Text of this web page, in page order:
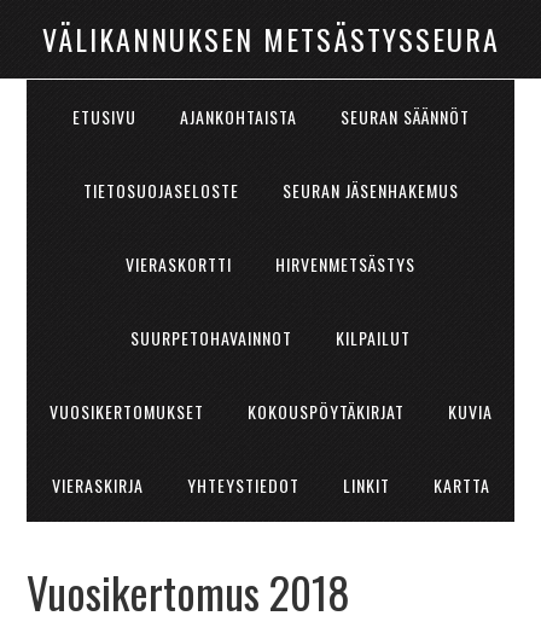
VÄLIKANNUKSEN METSÄSTYSSEURA
ETUSIVU AJANKOHTAISTA SEURAN SÄÄNNÖT
TIETOSUOJASELOSTE SEURAN JÄSENHAKEMUS
VIERASKORTTI HIRVENMETSÄSTYS
SUURPETOHAVAINNOT KILPAILUT
VUOSIKERTOMUKSET KOKOUSPÖYTÄKIRJAT KUVIA
VIERASKIRJA YHTEYSTIEDOT LINKIT KARTTA
Vuosikertomus 2018